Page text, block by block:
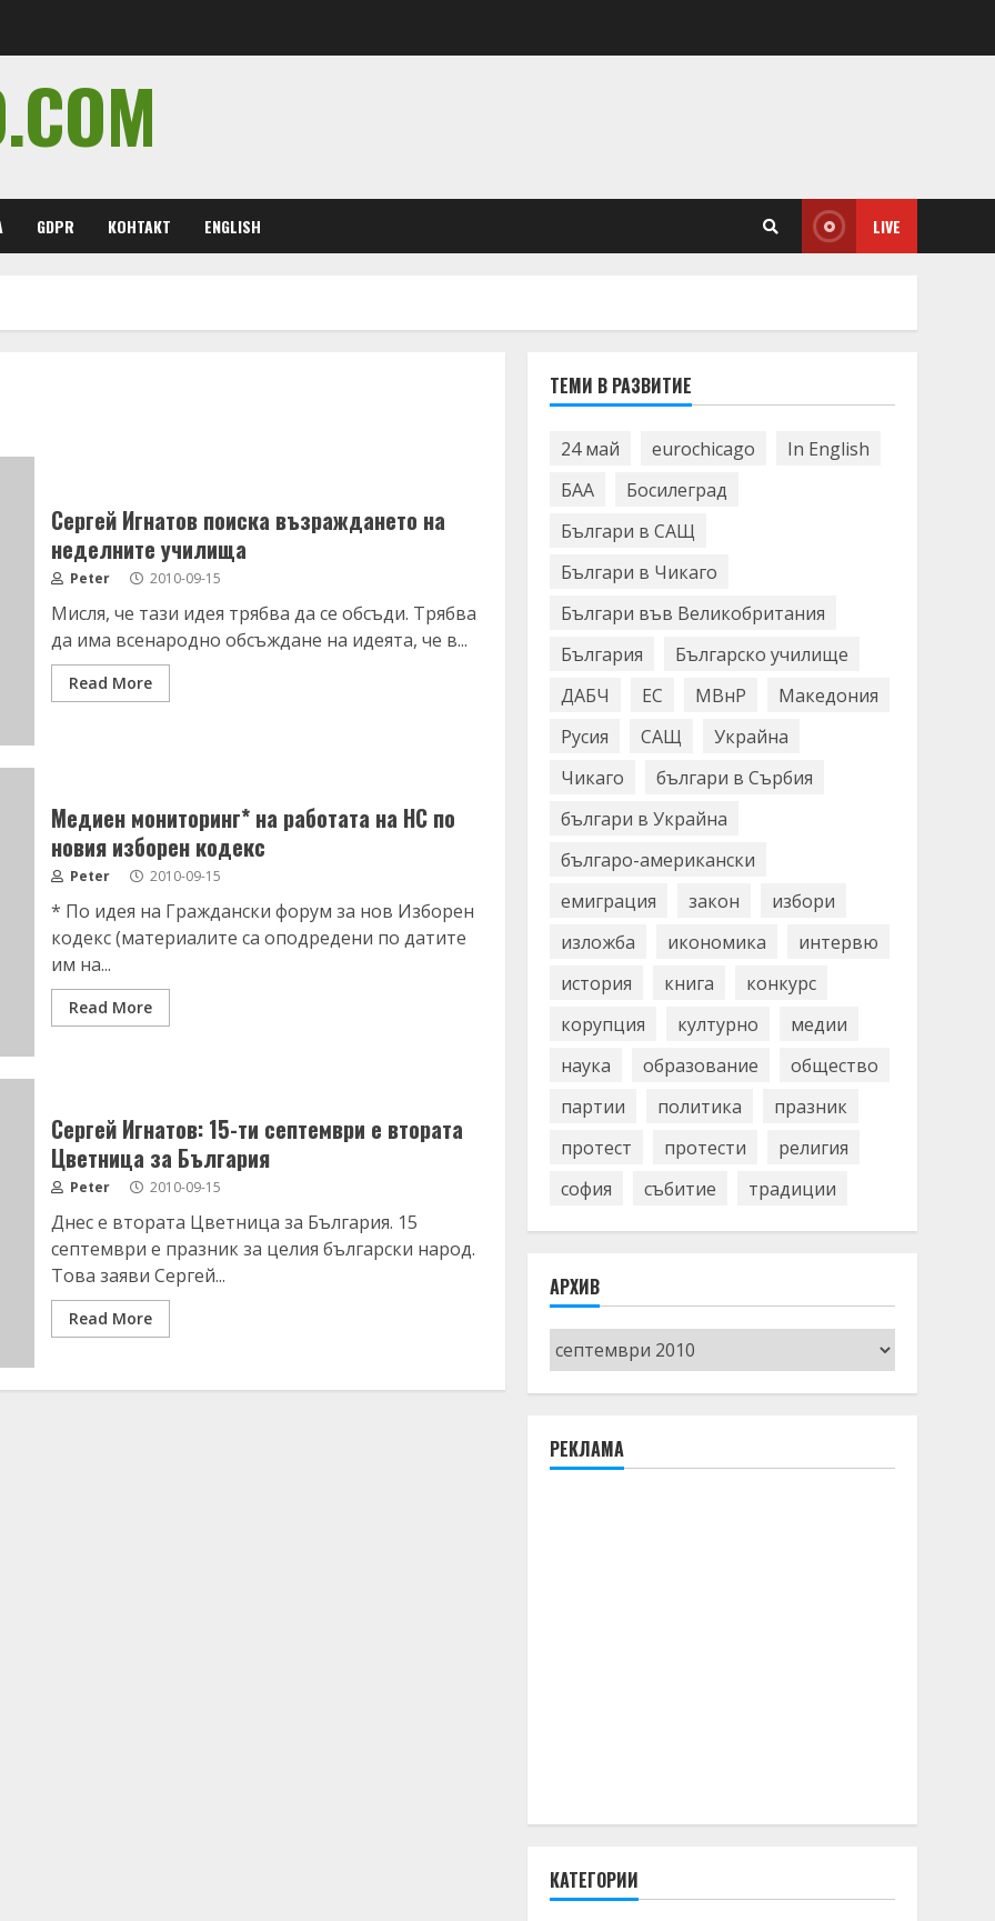
GDPR КОНТАКТ ENGLISH LIVE
Сергей Игнатов поиска възраждането на
неделните училищa
Peter 2010-09-15
Мисля, че тази идея трябва да се обсъди. Трябва
да има всенародно обсъждане на идеята, че в...
Read More
Медиен мониторинг* на работата на НС по
новия изборен кодекс
Peter 2010-09-15
* По идея на Граждански форум за нов Изборен
кодекс (материалите са оподредени по датите
им на...
Read More
Сергей Игнатов: 15-ти септември е втората
Цветница за България
Peter 2010-09-15
Днес е втората Цветница за България. 15
септември е празник за целия български народ.
Това заяви Сергей...
Read More
ТЕМИ В РАЗВИТИЕ
24 май eurochicago
In English
БАА
Босилеград
Българи в САЩ
Българи в Чикаго
Българи във Великобритания
България
Българско училище
ДАБЧ
ЕС МВнР
Македония
Русия
САЩ
Украйна
Чикаго
българи в Сърбия
българи в Украйна
българо-американски
емиграция
закон
избори
изложба
икономика
интервю
история
книга
конкурс
корупция
културно
медии
наука
образование
общество
партии
политика
празник
протест
протести
религия
софия
събитие традиции
АРХИВ
Архив
РЕКЛАМА
КАТЕГОРИИ